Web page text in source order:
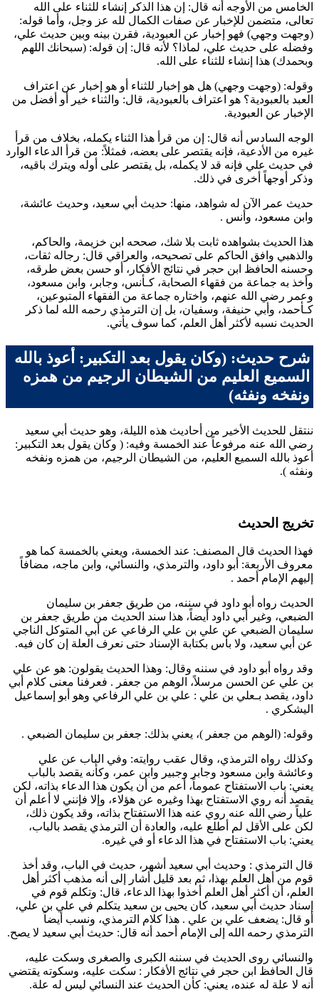
الخامس من الأوجه أنه قال: إن هذا الذكر إنشاء للثناء على الله
تعالى، متضمن للإخبار عن صفات الكمال لله عز وجل، وأما قوله:
(وجهت وجهي) فهو إخبار عن العبودية، فقرن بينه وبين حديث علي،
وفضله على حديث علي، لماذا؟ لأنه قال: إن قوله: (سبحانك اللهم
وبحمدك) هذا إنشاء للثناء على الله.
وقوله: (وجهت وجهي) هل هو إخبار للثناء أو هو إخبار عن اعتراف
العبد بالعبودية؟ هو اعتراف بالعبودية، قال: والثناء خير أو أفضل من
الإخبار عن العبودية.
الوجه السادس أنه قال: إن من قرأ هذا الثناء يكمله، بخلاف من قرأ
غيره من الأدعية، فإنه يقتصر على بعضه، فمثلاً: من قرأ الدعاء الوارد
في حديث علي فإنه قد لا يكمله، بل يقتصر على أوله ويترك باقيه،
وذكر أوجهاً أخرى في ذلك.
حديث عمر الآن له شواهد، منها: حديث أبي سعيد، وحديث عائشة،
و ابن مسعود، و أنس .
هذا الحديث بشواهده ثابت بلا شك، صححه ابن خزيمة، و الحاكم،
و الذهبي وافق الحاكم على تصحيحه، و العراقي قال: رجاله ثقات،
وحسنه الحافظ ابن حجر في نتائج الأفكار، أو حسن بعض طرقه،
وأخذ به جماعة من فقهاء الصحابة، كـأنس، وجابر ، و ابن مسعود،
وعمر رضي الله عنهم، واختاره جماعة من الفقهاء المتبوعين،
كـأحمد، و أبي حنيفة، وسفيان، بل إن الترمذي رحمه الله لما ذكر
الحديث نسبه لأكثر أهل العلم، كما سوف يأتي.
شرح حديث: (وكان يقول بعد التكبير: أعوذ بالله
السميع العليم من الشيطان الرجيم من همزه
ونفخه ونفثه)
ننتقل للحديث الأخير من أحاديث هذه الليلة، وهو حديث أبي سعيد
رضي الله عنه مرفوعاً عند الخمسة وفيه: ( وكان يقول بعد التكبير:
أعوذ بالله السميع العليم، من الشيطان الرجيم، من همزه ونفخه
ونفثه ).
تخريج الحديث
فهذا الحديث قال المصنف: عند الخمسة، ويعني بالخمسة كما هو
معروف الأربعة: أبو داود، و الترمذي، و النسائي، و ابن ماجه، مضافاً
إليهم الإمام أحمد .
الحديث رواه أبو داود في سننه، من طريق جعفر بن سليمان
الضبعي، وغير أبي داود أيضاً، هذا سند الحديث من طريق جعفر بن
سليمان الضبعي عن علي بن علي الرفاعي عن أبي المتوكل الناجي
عن أبي سعيد، ولا بأس بكتابة الإسناد حتى نعرف العلة إن كان فيه.
وقد رواه أبو داود في سننه وقال: وهذا الحديث يقولون: هو عن علي
بن علي عن الحسن مرسلاً، الوهم من جعفر . فعرفنا معنى كلام أبي
داود، يقصد بـعلي بن علي : علي بن علي الرفاعي وهو أبو إسماعيل
اليشكري .
وقوله: (الوهم من جعفر )، يعني بذلك: جعفر بن سليمان الضبعي .
وكذلك رواه الترمذي، وقال عقب روايته: وفي الباب عن علي
وعائشة و ابن مسعود وجابر وجبير و ابن عمر ، وكأنه يقصد بالباب
يعني: باب الاستفتاح عموماً، أعم من أن يكون هذا الدعاء بذاته، لكن
يقصد أنه روي الاستفتاح بهذا وغيره عن هؤلاء، وإلا فإنني لا أعلم أن
علياً رضي الله عنه روي عنه هذا الاستفتاح بذاته، وقد يكون ذلك،
لكن على الأقل لم أطلع عليه، والعادة أن الترمذي يقصد بالباب،
يعني: باب الاستفتاح في هذا الدعاء أو في غيره.
قال الترمذي : وحديث أبي سعيد أشهر، حديث في الباب، وقد أخذ
قوم من أهل العلم بهذا، ثم بعد قليل أشار إلى أنه مذهب أكثر أهل
العلم، أن أكثر أهل العلم أخذوا بهذا الدعاء، قال: وتكلم قوم في
إسناد حديث أبي سعيد، كان يحيى بن سعيد يتكلم في علي بن علي،
أو قال: يضعف علي بن علي . هذا كلام الترمذي، ونسب أيضاً
الترمذي رحمه الله إلى الإمام أحمد أنه قال: حديث أبي سعيد لا يصح.
و النسائي روى الحديث في سننه الكبرى والصغرى وسكت عليه،
قال الحافظ ابن حجر في نتائج الأفكار : سكت عليه، وسكوته يقتضي
أنه لا علة له عنده، يعني: كأن الحديث عند النسائي ليس له علة.